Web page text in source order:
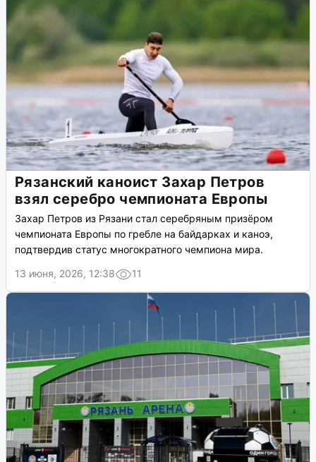
Рязанский каноист Захар Петров
взял серебро чемпионата Европы
Захар Петров из Рязани стал серебряным призёром
чемпионата Европы по гребле на байдарках и каноэ,
подтвердив статус многократного чемпиона мира.
13 июня, 2026, 12:38
11